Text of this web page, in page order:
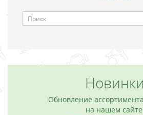
Новинки
Обновление
на нашем